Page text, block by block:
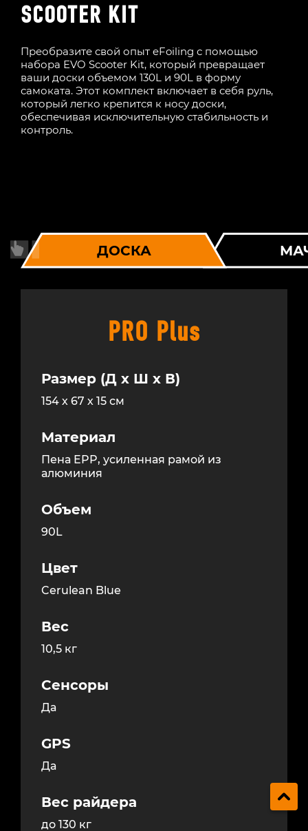
SCOOTER KIT
Преобразите свой опыт eFoiling с помощью
набора EVO Scooter Kit, который превращает
ваши доски объемом 130L и 90L в форму
самоката. Этот комплект включает в себя руль,
который легко крепится к носу доски,
обеспечивая исключительную стабильность и
контроль.
ДОСКА
PRO Plus
Размер (Д х Ш х В)
154 х 67 х 15 см
Материал
Пена EPP, усиленная рамой из
алюминия
Объем
90L
Цвет
Cerulean Blue
Вес
10,5 кг
Сенсоры
Да
GPS
Да
Вес райдера
до 130 кг